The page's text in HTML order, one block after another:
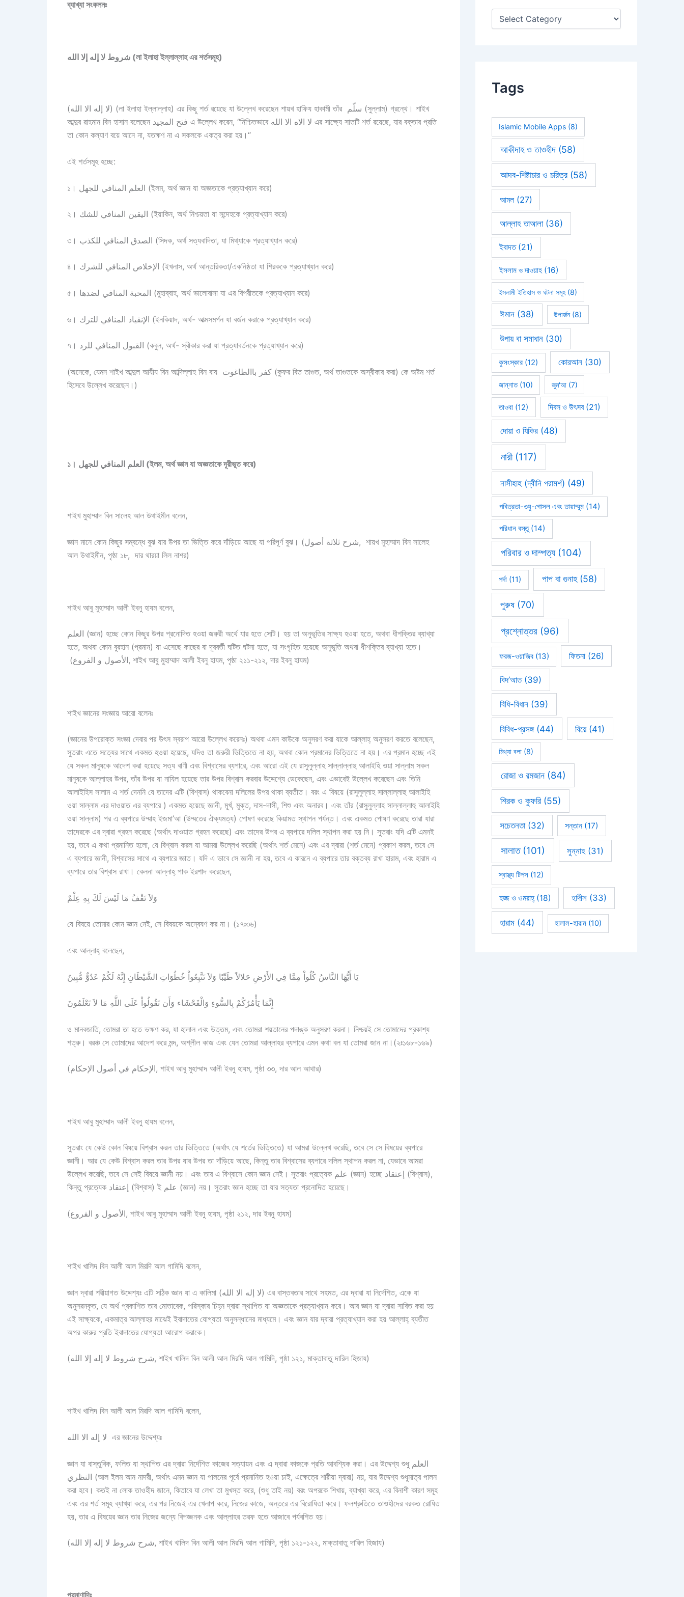
ব্যাখ্যা সংকলনঃ
شروط لا إله إلا الله (লা ইলাহা ইল্লাল্লাহ এর শর্তসমূহ)
(لا إله الا الله) (লা ইলাহা ইল্লাল্লাহ) এর কিছু শর্ত রয়েছে যা উল্লেখ করেছেন শায়খ হাফিয হাকামী তাঁর سلّم (সুল্লাম) গ্রন্থে। শাইখ
আব্দুর রাহমান বিন হাসান বলেছেন فتح المجيد এ উল্লেখ করেন, “নিশ্চিতভাবে لا الاه الا الله এর সাক্ষ্যে সাতটি শর্ত রয়েছে, যার বক্তার প্রতি
তা কোন কল্যাণ বয়ে আনে না, যতক্ষণ না এ সকলকে একত্র করা হয়।“
এই শর্তসমূহ হচ্ছে:
১। العلم المنافي للجهل (ইলম, অর্থ জ্ঞান যা অজ্ঞতাকে প্রত্যাখ্যান করে)
২। اليقين المنافي للشك (ইয়াকিন, অর্থ নিশ্চয়তা যা সন্দেহকে প্রত্যাখ্যান করে)
৩। الصدق المنافي للكذب (সিদক, অর্থ সত্যবাদিতা, যা মিথ্যাকে প্রত্যাখ্যান করে)
৪। الإخلاص المنافي للشرك (ইখলাস, অর্থ আন্তরিকতা/একনিষ্ঠতা যা শিরককে প্রত্যাখ্যান করে)
৫। المحبة المنافي لضدها (মুহাব্বাহ, অর্থ ভালোবাসা যা এর বিপরীতকে প্রত্যাখ্যান করে)
৬। الإنقياد المنافي للترك (ইনকিয়াদ, অর্থ- আত্মসমর্পন যা বর্জন করাকে প্রত্যাখ্যান করে)
৭। القبول المنافي للرد (কবুল, অর্থ- স্বীকার করা যা প্রত্যাবর্তনকে প্রত্যাখ্যান করে)
(অনেকে, যেমন শাইখ আব্দুল আযীয বিন আব্দিল্লাহ বিন বায كفر باالطاغوت (কুফর বিত তাগুত, অর্থ তাগুতকে অস্বীকার করা) কে অষ্টম শর্ত
হিসেবে উল্লেখ করেছেন।)
১। العلم المنافي للجهل (ইলম, অর্থ জ্ঞান যা অজ্ঞতাকে দূরীভূত করে)
শাইখ মুহাম্মাদ বিন সালেহ আল উথাইমীন বলেন,
জ্ঞান মানে কোন কিছুর সম্বন্ধে বুঝ যার উপর তা ভিত্তি করে দাঁড়িয়ে আছে যা পরিপূর্ণ বুঝ। (شرح ثلاثة أصول, শায়খ মুহাম্মাদ বিন সালেহ
আল উথাইমীন, পৃষ্ঠা ১৮, দার থারয়া লিল নাশর)
শাইখ আবু মুহাম্মাদ আলী ইবনু হাযম বলেন,
العلم (জ্ঞান) হচ্ছে কোন কিছুর উপর প্রনোদিত হওয়া জরুরী অর্থে যার হতে সেটি। হয় তা অনুভূতির সাক্ষ্য হওয়া হতে, অথবা ধীশক্তির ব্যাখ্যা
হতে, অথবা কোন বুরহান (প্রমান) যা এসেছে কাছের বা দূরবর্তী ঘটিত ঘটনা হতে, যা সংগৃহিত হয়েছে অনুভূতি অথবা ধীশক্তির ব্যাখ্যা হতে।
(الأصول و الفروع, শাইখ আবু মুহাম্মাদ আলী ইবনু হাযম, পৃষ্ঠা ২১১-২১২, দার ইবনু হাযম)
শাইখ জ্ঞানের সংজ্ঞায় আরো বলেনঃ
(জ্ঞানের উপরোক্ত সংজ্ঞা দেবার পর উৎস স্বরূপ আরো উল্লেখ করেনঃ) অথবা এমন কাউকে অনুসরণ করা যাকে আল্লাহ্‌ অনুসরণ করতে বলেছেন,
সুতরাং এতে সত্যের সাথে একমত হওয়া হয়েছে, যদিও তা জরুরী ভিত্তিতে না হয়, অথবা কোন প্রমানের ভিত্তিতে না হয়। এর প্রমান হচ্ছে এই
যে সকল মানুষকে আদেশ করা হয়েছে সত্য বাণী এবং বিশ্বাসের ব্যপারে, এবং আরো এই যে রাসুলুল্লাহ সাল্লাল্লাহু আলাইহি ওয়া সাল্লাম সকল
মানুষকে আল্লাহর উপর, তাঁর উপর যা নাযিল হয়েছে তার উপর বিশ্বাস করবার উদ্দেশ্যে ডেকেছেন, এবং এভাবেই উল্লেখ করেছেন এবং তিনি
আলাইহিস সালাম এ শর্ত দেননি যে তাদের এটি (বিশ্বাস) থাকবেনা দলিলের উপর থাকা ব্যতীত। বরং এ বিষয়ে (রাসুলুল্লাহ সাল্লাল্লাহু আলাইহি
ওয়া সাল্লাম এর দাওয়াত এর ব্যপারে ) একমত হয়েছে জ্ঞানী, মূর্খ, মুক্ত, দাস-দাসী, শিশু এবং অনারব। এবং তাঁর (রাসুলুল্লাহ সাল্লাল্লাহু আলাইহি
ওয়া সাল্লাম) পর এ ব্যপারে উম্মাহ ইজমা’আ (উম্মতের ঐক্যমত্য) পোষণ করেছে কিয়ামত স্থাপন পর্যন্ত। এবং একমত পোষণ করেছে তারা যারা
তাদেরকে এর দ্বারা গ্রহন করেছে (অর্থাৎ দাওয়াত গ্রহন করেছে) এবং তাদের উপর এ ব্যপারে দলিল স্থাপন করা হয় নি। সুতরাং যদি এটি এমনই
হয়, তবে এ কথা প্রমানিত হলো, যে বিশ্বাস করল যা আমরা উল্লেখ করেছি (অর্থাৎ শর্ত মেনে) এবং এর দ্বারা (শর্ত মেনে) প্রকাশ করল, তবে সে
এ ব্যপারে জ্ঞানী, বিশ্বাসের সাথে এ ব্যপারে জ্ঞাত। যদি এ ভাবে সে জ্ঞানী না হয়, তবে এ কারনে এ ব্যপারে তার বক্তব্য রাখা হারাম, এবং হারাম এ
ব্যপারে তার বিশ্বাস রাখা। কেননা আল্লাহ্‌ পাক ইরশাদ করেছেন,
وَلاَ تَقْفُ مَا لَيْسَ لَكَ بِهِ عِلْمٌ
যে বিষয়ে তোমার কোন জ্ঞান নেই, সে বিষয়কে অন্বেষণ কর না। (১৭ঃ৩৬)
এবং আল্লাহ্‌ বলেছেন,
يَا أَيُّهَا النَّاسُ كُلُواْ مِمَّا فِي الأَرْضِ حَلالاً طَيِّبًا وَلاَ تَتَّبِعُواْ خُطُوَاتِ الشَّيْطَانِ إِنَّهُ لَكُمْ عَدُوٌّ مُّبِينٌ
إِنَّمَا يَأْمُرُكُمْ بِالسُّوءِ وَالْفَحْشَاء وَأَن تَقُولُواْ عَلَى اللَّهِ مَا لاَ تَعْلَمُونَ
ও মানবজাতি, তোমরা তা হতে ভক্ষণ কর, যা হালাল এবং উত্তম, এবং তোমরা শয়তানের পদাঙ্ক অনুসরণ করনা। নিশ্চয়ই সে তোমাদের প্রকাশ্য
শত্রু। বরঞ্চ সে তোমাদের আদেশ করে মন্দ, অশ্লীল কাজ এবং যেন তোমরা আল্লাহর ব্যপারে এমন কথা বল যা তোমরা জান না।(২ঃ১৬৮-১৬৯)
(الإحكام في أصول الإحكام, শাইখ আবু মুহাম্মাদ আলী ইবনু হাযম, পৃষ্ঠা ৩৩, দার আল আথার)
শাইখ আবু মুহাম্মাদ আলী ইবনু হাযম বলেন,
সুতরাং যে কেউ কোন বিষয়ে বিশ্বাস করল তার ভিত্তিতে (অর্থাৎ যে শর্তের ভিত্তিতে) যা আমরা উল্লেখ করেছি, তবে সে সে বিষয়ের ব্যপারে
জ্ঞানী। আর যে কেউ বিশ্বাস করল তার উপর যার উপর তা দাঁড়িয়ে আছে, কিন্তু তার বিশ্বাসের ব্যপারে দলিল স্থাপন করল না, যেভাবে আমরা
উল্লেখ করেছি, তবে সে সেই বিষয়ে জ্ঞানী নয়। এবং তার এ বিশ্বাসে কোন জ্ঞান নেই। সুতরাং প্রত্যেক علم (জ্ঞান) হচ্ছে إعتقاد (বিশ্বাস),
কিন্তু প্রত্যেক إعتقاد (বিশ্বাস) ই علم (জ্ঞান) নয়। সুতরাং জ্ঞান হচ্ছে তা যার সত্যতা প্রনোদিত হয়েছে।
(الأصول و الفروع, শাইখ আবু মুহাম্মাদ আলী ইবনু হাযম, পৃষ্ঠা ২১২, দার ইবনু হাযম)
শাইখ খালিদ বিন আলী আল মিরদি আল গামিদি বলেন,
জ্ঞান দ্বারা শরীয়াগত উদ্দেশ্যঃ এটি সঠিক জ্ঞান যা এ কালিমা (لا إله الا الله) এর বাস্তবতার সাথে সহমত, এর দ্বারা যা নির্দেশিত, একে যা
অনুসরনকৃত, যে অর্থ প্রকাশিত তার মোতাবেক, পরিস্কার চিহ্ন দ্বারা স্থাপিত যা অজ্ঞতাকে প্রত্যাখ্যান করে। আর জ্ঞান যা দ্বারা সাবিত করা হয়
এই সাক্ষ্যকে, একমাত্র আল্লাহর মাঝেই ইবাদাতের যোগ্যতা অনুসন্ধানের মাধ্যমে। এবং জ্ঞান যার দ্বারা প্রত্যাখ্যান করা হয় আল্লাহ্‌ ব্যতীত
অপর কারুর প্রতি ইবাদাতের যোগ্যতা আরোপ করাকে।
(شرح شروط لا إله إلا الله, শাইখ খালিদ বিন আলী আল মিরদি আল গামিদি, পৃষ্ঠা ১২১, মাক্তাবাতু দারিল হিজায)
শাইখ খালিদ বিন আলী আল মিরদি আল গামিদি বলেন,
لا إله الا الله এর জ্ঞানের উদ্দেশ্যঃ
জ্ঞান যা বাস্তুবিক, ফলিত যা স্থাপিত এর দ্বারা নির্দেশিত কাজের সত্যায়ন এবং এ দ্বারা কাজকে প্রতি আবশ্যিক করা। এর উদ্দেশ্য শুধু العلم
النظري (আল ইলম আন নাদরী, অর্থাৎ এমন জ্ঞান যা পালনের পূর্বে প্রমানিত হওয়া চাই, এক্ষেত্রে শারীয়া দ্বারা) নয়, যার উদ্দেশ্য শুধুমাত্র পালন
করা হবে। কতই না লোক তাওহীদ জানে, কিতাবে যা লেখা তা মুখস্ত করে, (শুধু তাই নয়) বরং অপরকে শিখায়, ব্যাখ্যা করে, এর বিনাশী কারণ সমূহ
এবং এর শর্ত সমূহ ব্যাখ্যা করে, এর পর নিজেই এর খেলাপ করে, নিজের কাজে, অন্তরে এর বিরোধিতা করে। ফলশ্রুতিতে তাওহীদের বরকত রোধিত
হয়, তার এ বিষয়ের জ্ঞান তার নিজের জন্যে বিপজ্জনক এবং আল্লাহর তরফ হতে আজাবে পর্যবশিত হয়।
(شرح شروط لا إله إلا الله, শাইখ খালিদ বিন আলী আল মিরদি আল গামিদি, পৃষ্ঠা ১২১-১২২, মাক্তাবাতু দারিল হিজায)
:
Tags
Islamic Mobile Apps(8)
আকীদাহ ও তাওহীদ(58)
আদব-শিষ্টাচার ও চরিত্র(58)
আমল(27)
আল্লাহ তাআলা(36)
ইবাদত(21)
ইসলাম ও দাওয়াহ(16)
ইসলামী ইতিহাস ও ঘটনা সমূহ(8)
ঈমান (38) উপার্জন(8)
উপায় বা সমাধান(30)
কুসংস্কার (12) কোরআন(30)
জান্নাত(10) জুম'আ(7)
তাওবা (12) দিবস ও উৎসব(21)
দোয়া ও যিকির(48)
নারী(117)
নাসীহাহ (দ্বীনি পরামর্শ) (49)
পবিত্রতা-ওযু-গোসল এবং তায়াম্মুম(14)
পরিধান বস্তু(14)
পরিবার ও দাম্পত্য(104)
পর্দা (11) পাপ বা গুনাহ(58)
পুরুষ (70)
প্রশ্নোত্তর(96)
ফরজ-ওয়াজিব(13) ফিতনা(26)
বিদ’আত(39)
বিধি-বিধান (39)
বিবিধ-প্রসঙ্গ(44) বিয়ে(41)
মিথ্যা বলা(8)
রোজা ও রমজান(84)
শিরক ও কুফরি(55)
সচেতনতা(32) সন্তান(17)
সালাত(101) সুন্নাহ(31)
স্বাস্থ্য টিপস (12)
হজ্জ ও ওমরাহ্‌(18) হাদীস (33)
হারাম (44) হালাল-হারাম (10)